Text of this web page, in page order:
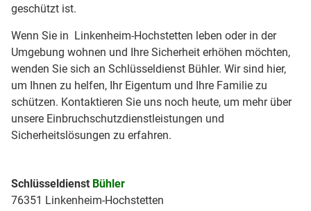
geschützt ist.
Wenn Sie in Linkenheim-Hochstetten leben oder in der
Umgebung wohnen und Ihre Sicherheit erhöhen möchten,
wenden Sie sich an Schlüsseldienst Bühler. Wir sind hier,
um Ihnen zu helfen, Ihr Eigentum und Ihre Familie zu
schützen. Kontaktieren Sie uns noch heute, um mehr über
unsere Einbruchschutzdienstleistungen und
Sicherheitslösungen zu erfahren.
Schlüsseldienst Bühler
76351 Linkenheim-Hochstetten